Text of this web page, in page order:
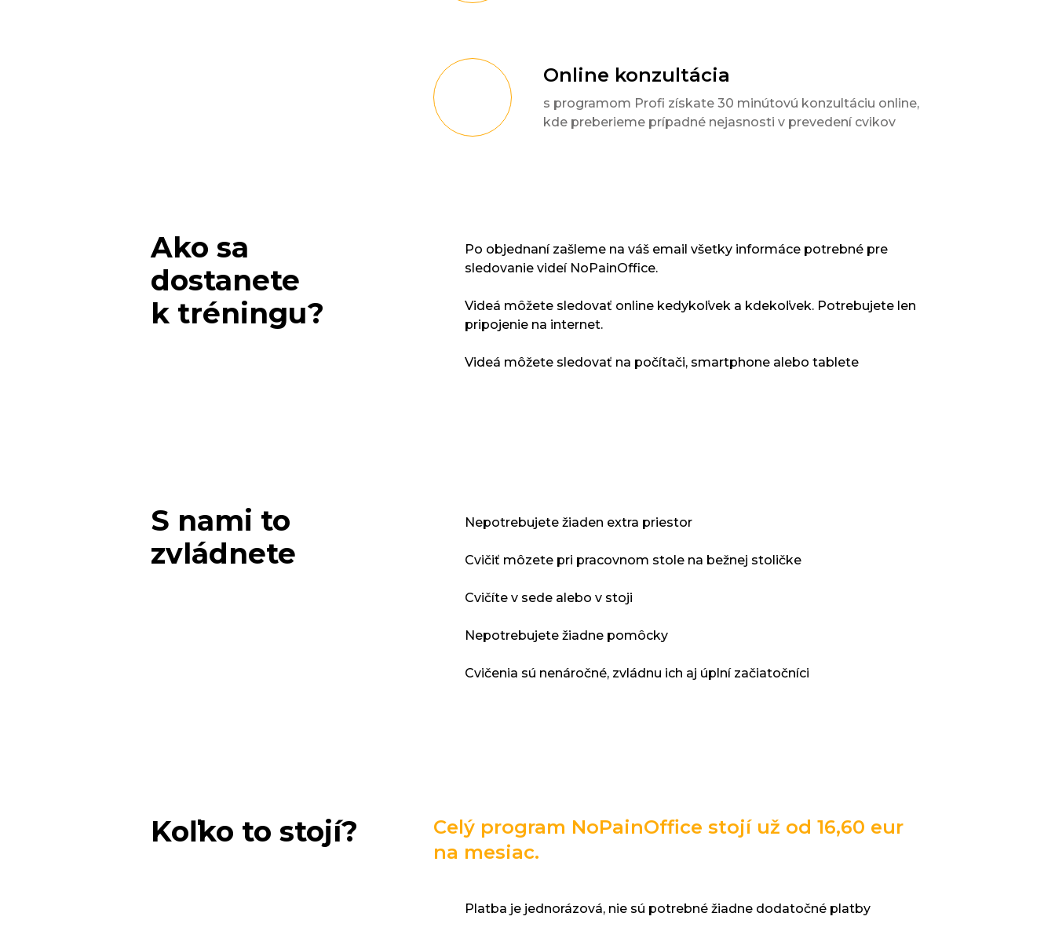
Online konzultácia
s programom Profi získate 30 minútovú konzultáciu online,
kde preberieme prípadné nejasnosti v prevedení cvikov
Ako sa
dostanete
k tréningu?
Po objednaní zašleme na váš email všetky informáce potrebné pre
sledovanie videí NoPainOffice.
Videá môžete sledovať online kedykoľvek a kdekoľvek. Potrebujete len
pripojenie na internet.
Videá môžete sledovať na počítači, smartphone alebo tablete
S nami to
zvládnete
Nepotrebujete žiaden extra priestor
Cvičiť môzete pri pracovnom stole na bežnej stoličke
Cvičíte v sede alebo v stoji
Nepotrebujete žiadne pomôcky
Cvičenia sú nenáročné, zvládnu ich aj úplní začiatočníci
Koľko to stojí?
Celý program NoPainOffice stojí už od 16,60 eur
na mesiac.
Platba je jednorázová, nie sú potrebné žiadne dodatočné platby